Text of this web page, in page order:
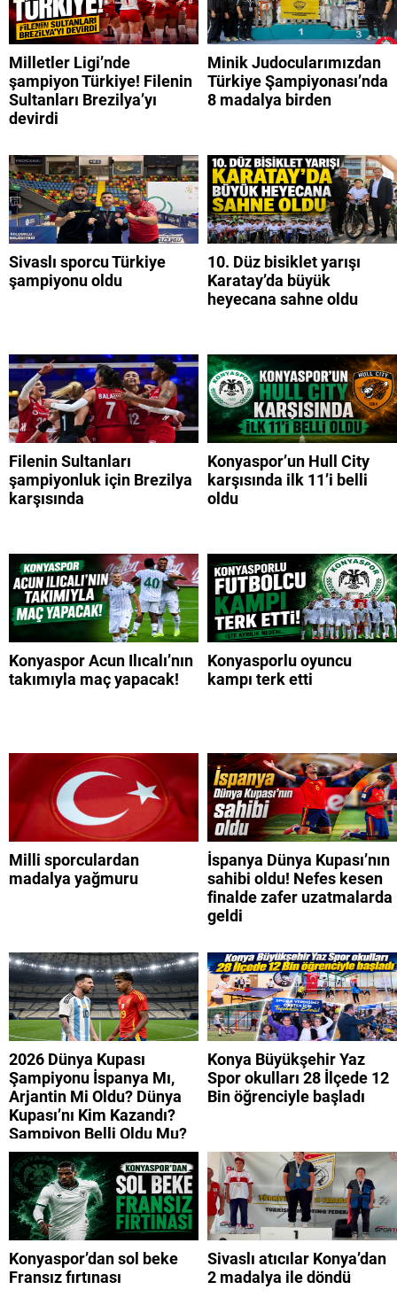
Milletler Ligi’nde
şampiyon Türkiye! Filenin
Sultanları Brezilya’yı
devirdi
Minik Judocularımızdan
Türkiye Şampiyonası’nda
8 madalya birden
Sivaslı sporcu Türkiye
şampiyonu oldu
10. Düz bisiklet yarışı
Karatay’da büyük
heyecana sahne oldu
Filenin Sultanları
şampiyonluk için Brezilya
karşısında
Konyaspor’un Hull City
karşısında ilk 11’i belli
oldu
Konyaspor Acun Ilıcalı’nın
takımıyla maç yapacak!
Konyasporlu oyuncu
kampı terk etti
Milli sporculardan
madalya yağmuru
İspanya Dünya Kupası’nın
sahibi oldu! Nefes kesen
finalde zafer uzatmalarda
geldi
2026 Dünya Kupası
Şampiyonu İspanya Mı,
Arjantin Mi Oldu? Dünya
Kupası’nı Kim Kazandı?
Şampiyon Belli Oldu Mu?
Konya Büyükşehir Yaz
Spor okulları 28 İlçede 12
Bin öğrenciyle başladı
Konyaspor’dan sol beke
Fransız fırtınası
Sivaslı atıcılar Konya’dan
2 madalya ile döndü